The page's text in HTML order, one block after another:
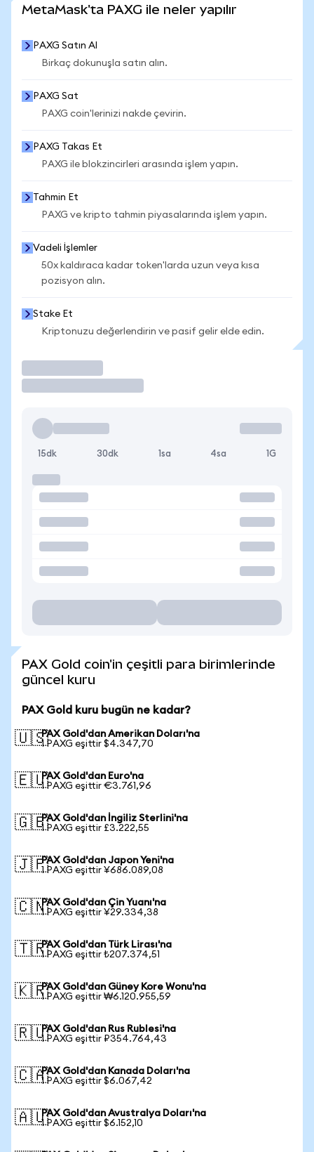
MetaMask'ta PAXG ile neler yapılır
PAXG Satın Al
Birkaç dokunuşla satın alın.
PAXG Sat
PAXG coin'lerinizi nakde çevirin.
PAXG Takas Et
PAXG ile blokzincirleri arasında işlem yapın.
Tahmin Et
PAXG ve kripto tahmin piyasalarında işlem yapın.
Vadeli İşlemler
50x kaldıraca kadar token'larda uzun veya kısa
pozisyon alın.
Stake Et
Kriptonuzu değerlendirin ve pasif gelir elde edin.
15dk 30dk 1sa 4sa 1G
PAX Gold coin'in çeşitli para birimlerinde
güncel kuru
PAX Gold kuru bugün ne kadar?
🇺🇸PAX Gold'dan Amerikan Doları'na
1 PAXG eşittir $4.347,70
🇪🇺PAX Gold'dan Euro'na
1 PAXG eşittir €3.761,96
🇬🇧PAX Gold'dan İngiliz Sterlini'na
1 PAXG eşittir £3.222,55
🇯🇵PAX Gold'dan Japon Yeni'na
1 PAXG eşittir ¥686.089,08
🇨🇳PAX Gold'dan Çin Yuanı'na
1 PAXG eşittir ¥29.334,38
🇹🇷PAX Gold'dan Türk Lirası'na
1 PAXG eşittir ₺207.374,51
🇰🇷PAX Gold'dan Güney Kore Wonu'na
1 PAXG eşittir ₩6.120.955,59
🇷🇺PAX Gold'dan Rus Rublesi'na
1 PAXG eşittir ₽354.764,43
🇨🇦PAX Gold'dan Kanada Doları'na
1 PAXG eşittir $6.067,42
🇦🇺PAX Gold'dan Avustralya Doları'na
1 PAXG eşittir $6.152,10